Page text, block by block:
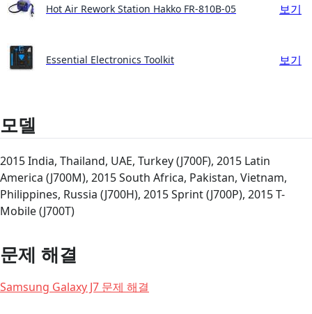
Hot Air Rework Station Hakko FR-810B-05 보기
Essential Electronics Toolkit 보기
모델
2015 India, Thailand, UAE, Turkey (J700F), 2015 Latin
America (J700M), 2015 South Africa, Pakistan, Vietnam,
Philippines, Russia (J700H), 2015 Sprint (J700P), 2015 T-
Mobile (J700T)
문제 해결
Samsung Galaxy J7 문제 해결